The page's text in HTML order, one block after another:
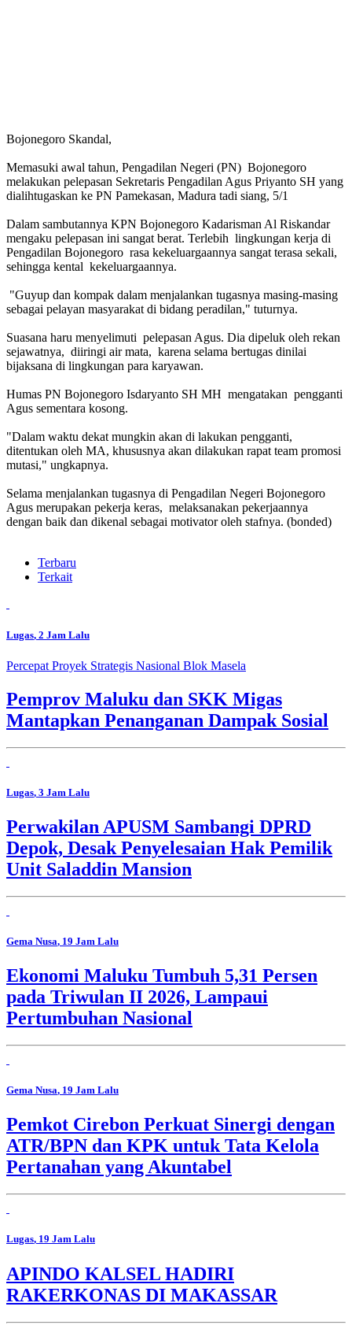
Bojonegoro Skandal,
Memasuki awal tahun, Pengadilan Negeri (PN) Bojonegoro
melakukan pelepasan Sekretaris Pengadilan Agus Priyanto SH yang
dialihtugaskan ke PN Pamekasan, Madura tadi siang, 5/1
Dalam sambutannya KPN Bojonegoro Kadarisman Al Riskandar
mengaku pelepasan ini sangat berat. Terlebih lingkungan kerja di
Pengadilan Bojonegoro rasa kekeluargaannya sangat terasa sekali,
sehingga kental kekeluargaannya.
"Guyup dan kompak dalam menjalankan tugasnya masing-masing
sebagai pelayan masyarakat di bidang peradilan," tuturnya.
Suasana haru menyelimuti pelepasan Agus. Dia dipeluk oleh rekan
sejawatnya, diiringi air mata, karena selama bertugas dinilai
bijaksana di lingkungan para karyawan.
Humas PN Bojonegoro Isdaryanto SH MH mengatakan pengganti
Agus sementara kosong.
"Dalam waktu dekat mungkin akan di lakukan pengganti,
ditentukan oleh MA, khususnya akan dilakukan rapat team promosi
mutasi," ungkapnya.
Selama menjalankan tugasnya di Pengadilan Negeri Bojonegoro
Agus merupakan pekerja keras, melaksanakan pekerjaannya
dengan baik dan dikenal sebagai motivator oleh stafnya. (bonded)
Terbaru
Terkait
Lugas, 2 Jam Lalu
Percepat Proyek Strategis Nasional Blok Masela
Pemprov Maluku dan SKK Migas
Mantapkan Penanganan Dampak Sosial
Lugas, 3 Jam Lalu
Perwakilan APUSM Sambangi DPRD
Depok, Desak Penyelesaian Hak Pemilik
Unit Saladdin Mansion
Gema Nusa, 19 Jam Lalu
Ekonomi Maluku Tumbuh 5,31 Persen
pada Triwulan II 2026, Lampaui
Pertumbuhan Nasional
Gema Nusa, 19 Jam Lalu
Pemkot Cirebon Perkuat Sinergi dengan
ATR/BPN dan KPK untuk Tata Kelola
Pertanahan yang Akuntabel
Lugas, 19 Jam Lalu
APINDO KALSEL HADIRI
RAKERKONAS DI MAKASSAR